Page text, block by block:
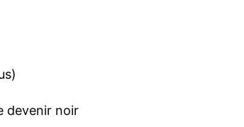
devenir noir